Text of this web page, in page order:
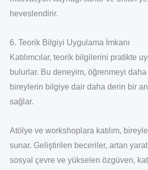
heveslendirir.
6. Teorik Bilgiyi Uygulama İmkanı
Katılımcılar, teorik bilgilerini pratikte
bulurlar. Bu deneyim, öğrenmeyi daha
bireylerin bilgiye dair daha derin bir
sağlar.
Atölye ve workshoplara katılım,
sunar. Geliştirilen beceriler, artan
sosyal çevre ve yükselen özgüven,